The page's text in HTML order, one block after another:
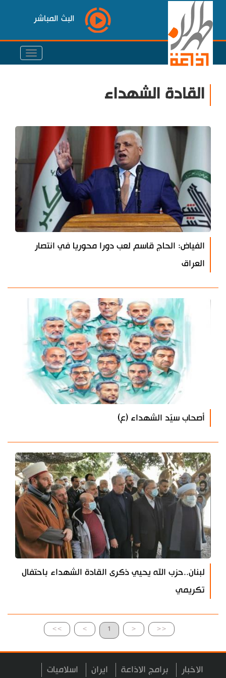
البث المباشر
القادة الشهداء
الفياض: الحاج قاسم لعب دورا محوريا في انتصار
العراق
أصحاب سيّد الشهداء (ع)
لبنان..حزب الله يحيي ذكرى القادة الشهداء باحتفال
تكريمي
>> > 1 < <<
الاخبار برامج الاذاعة ايران اسلاميات